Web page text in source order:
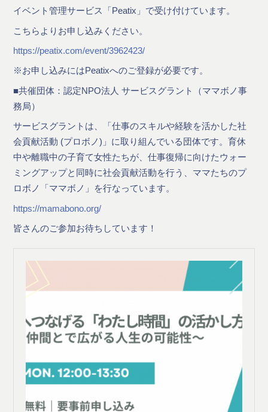
イベント管理サービス「Peatix」で受け付けています。
こちらよりお申し込みください。
https://peatix.com/event/3962423/
※お申し込みにはPeatixへのご登録が必要です。
■共催団体：認定NPO法人 サービスグラント（ママボノ事
務局）
サービスグラントは、「仕事のスキルや経験を活かした社
会貢献活動 (プロボノ)」に取り組んでいる団体です。育休
中や離職中の子育て女性たちが、仕事復帰に向けたウォー
ミングアップと同時に社会貢献活動を行う、ママたちのプ
ロボノ「ママボノ」を行なっています。
https://mamabono.org/
皆さんのご参加お待ちしています！